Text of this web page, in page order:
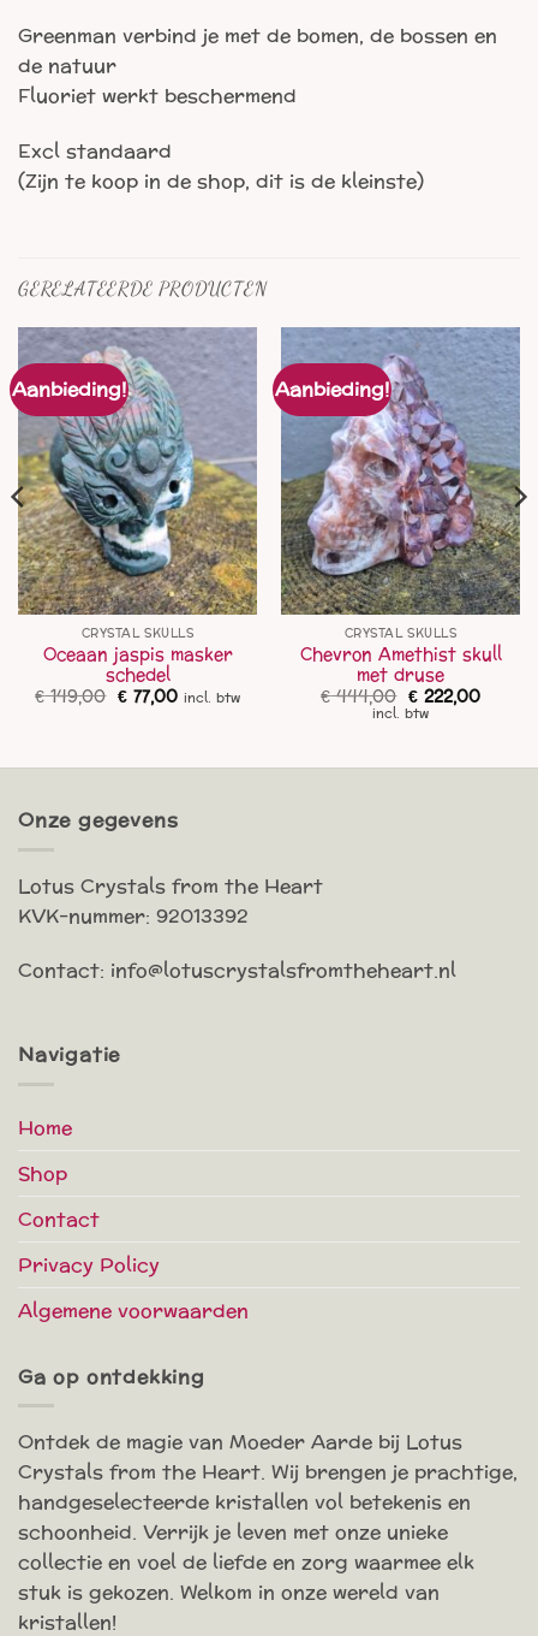
Greenman verbind je met de bomen, de bossen en
de natuur
Fluoriet werkt beschermend
Excl standaard
(Zijn te koop in de shop, dit is de kleinste)
GERELATEERDE PRODUCTEN
Aanbieding!
CRYSTAL SKULLS
Oceaan jaspis masker
schedel
€149,00 Oorspronkelijke
prijs
€77,00Huidige
prijs
incl. btw
Aanbieding!
CRYSTAL SKULLS
Chevron Amethist skull
met druse
€444,00 prijs
was:
€222,00
incl. btw
Onze gegevens
Lotus Crystals from the Heart
KVK-nummer: 92013392
Contact: info@lotuscrystalsfromtheheart.nl
Navigatie
Home
Shop
Contact
Privacy Policy
Algemene voorwaarden
Ga op ontdekking
Ontdek de magie van Moeder Aarde bij Lotus
Crystals from the Heart. Wij brengen je prachtige,
handgeselecteerde kristallen vol betekenis en
schoonheid. Verrijk je leven met onze unieke
collectie en voel de liefde en zorg waarmee elk
stuk is gekozen. Welkom in onze wereld van
kristallen!